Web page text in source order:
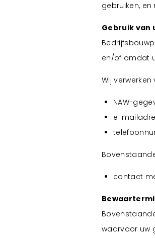
Bekijk
Bekijk
Bekijk
Bekijk
Specialisaties
Commercieel vastgoed
Industriebouw
Werken bij 6
gebruiken,
Gebruik van
en/of omdat
Wij
NAW-
e-
contact
waarvoor uw